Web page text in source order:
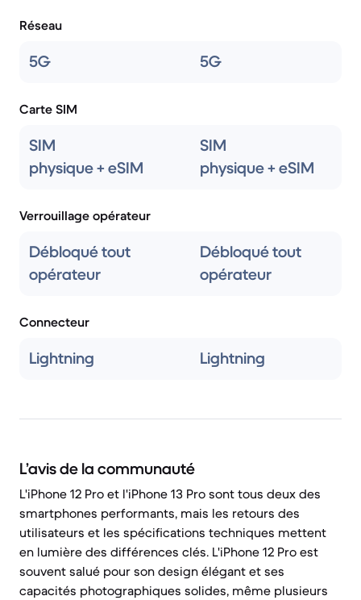
Réseau
5G 5G
Carte SIM
SIM
physique + eSIM
SIM
physique + eSIM
Verrouillage opérateur
Débloqué tout
opérateur
Débloqué tout
opérateur
Connecteur
Lightning Lightning
L’avis de la communauté
L'iPhone 12 Pro et l'iPhone 13 Pro sont tous deux des
smartphones performants, mais les retours des
utilisateurs et les spécifications techniques mettent
en lumière des différences clés. L'iPhone 12 Pro est
souvent salué pour son design élégant et ses
capacités photographiques solides, même plusieurs